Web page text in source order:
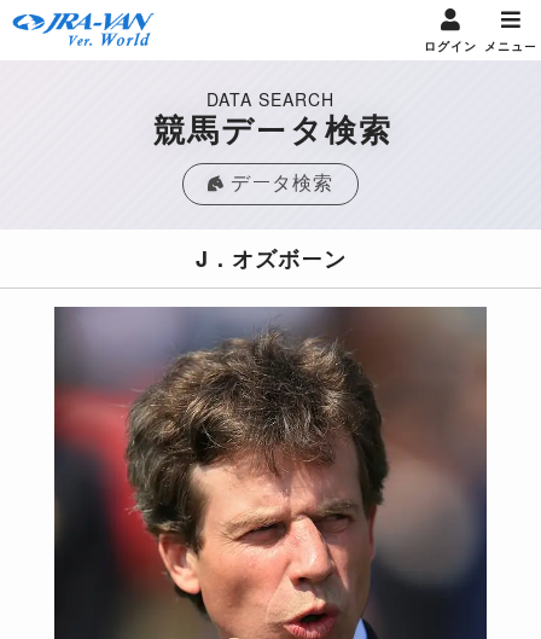
ログイン メニュー
DATA SEARCH
競馬データ検索
データ検索
J．オズボーン